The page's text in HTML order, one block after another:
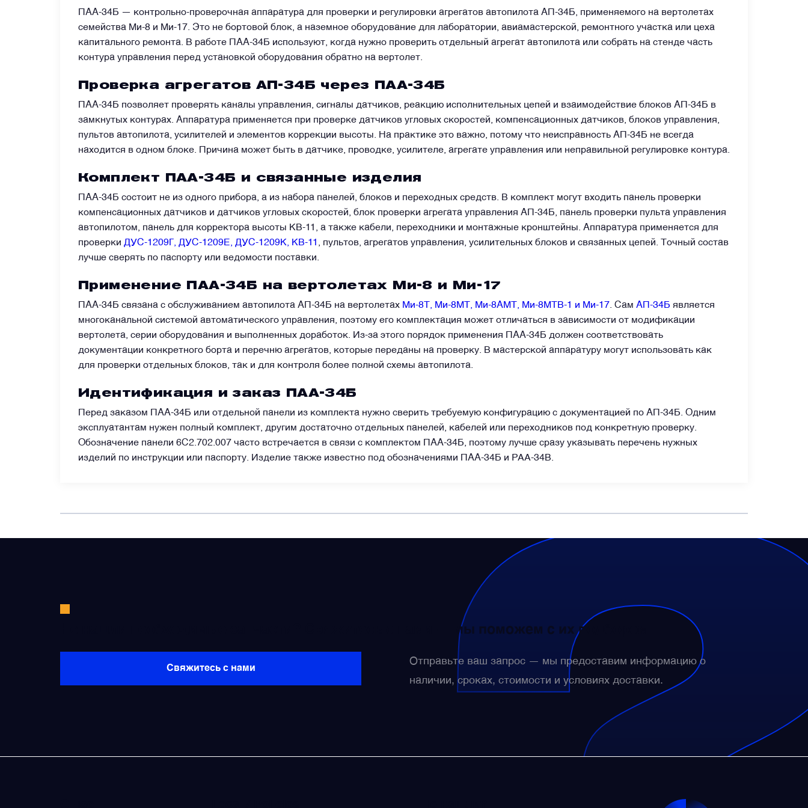
ПАА-34Б — контрольно-проверочная аппаратура для проверки и регулировки агрегатов автопилота АП-34Б, применяемого на вертолетах
семейства Ми-8 и Ми-17. Это не бортовой блок, а наземное оборудование для лаборатории, авиамастерской, ремонтного участка или цеха
капитального ремонта. В работе ПАА-34Б используют, когда нужно проверить отдельный агрегат автопилота или собрать на стенде часть
контура управления перед установкой оборудования обратно на вертолет.
Проверка агрегатов АП-34Б через ПАА-34Б
ПАА-34Б позволяет проверять каналы управления, сигналы датчиков, реакцию исполнительных цепей и взаимодействие блоков АП-34Б в
замкнутых контурах. Аппаратура применяется при проверке датчиков угловых скоростей, компенсационных датчиков, блоков управления,
пультов автопилота, усилителей и элементов коррекции высоты. На практике это важно, потому что неисправность АП-34Б не всегда
находится в одном блоке. Причина может быть в датчике, проводке, усилителе, агрегате управления или неправильной регулировке контура.
Комплект ПАА-34Б и связанные изделия
ПАА-34Б состоит не из одного прибора, а из набора панелей, блоков и переходных средств. В комплект могут входить панель проверки
компенсационных датчиков и датчиков угловых скоростей, блок проверки агрегата управления АП-34Б, панель проверки пульта управления
автопилотом, панель для корректора высоты КВ-11, а также кабели, переходники и монтажные кронштейны. Аппаратура применяется для
проверки ДУС-1209Г, ДУС-1209Е, ДУС-1209К, КВ-11 , пультов, агрегатов управления, усилительных блоков и связанных цепей. Точный состав
лучше сверять по паспорту или ведомости поставки.
Применение ПАА-34Б на вертолетах Ми-8 и Ми-17
ПАА-34Б связана с обслуживанием автопилота АП-34Б на вертолетах Ми-8Т, Ми-8МТ, Ми-8АМТ, Ми-8МТВ-1 и Ми-17. Сам АП-34Б является
многоканальной системой автоматического управления, поэтому его комплектация может отличаться в зависимости от модификации
вертолета, серии оборудования и выполненных доработок. Из-за этого порядок применения ПАА-34Б должен соответствовать
документации конкретного борта и перечню агрегатов, которые переданы на проверку. В мастерской аппаратуру могут использовать как
для проверки отдельных блоков, так и для контроля более полной схемы автопилота.
Идентификация и заказ ПАА-34Б
Перед заказом ПАА-34Б или отдельной панели из комплекта нужно сверить требуемую конфигурацию с документацией по АП-34Б. Одним
эксплуатантам нужен полный комплект, другим достаточно отдельных панелей, кабелей или переходников под конкретную проверку.
Обозначение панели 6С2.702.007 часто встречается в связи с комплектом ПАА-34Б, поэтому лучше сразу указывать перечень нужных
изделий по инструкции или паспорту. Изделие также известно под обозначениями ПАА-34Б и PAA-34B.
Не нашли необходимые запчасти? Свяжитесь с нами — мы поможем с их подбором.
Свяжитесь с нами
Отправьте ваш запрос — мы предоставим информацию о
наличии, сроках, стоимости и условиях доставки.
Facebook LinkedIn Email
Датчики
Модули
Монтажные рамы
Наземное вспомогательное оборудование
Насосы и регуляторы
Панели управления
Преобразователи напряжения
Приёмники температуры и давления
Приёмопередатчики
Прочие авиационные компоненты
Реле и контакторы